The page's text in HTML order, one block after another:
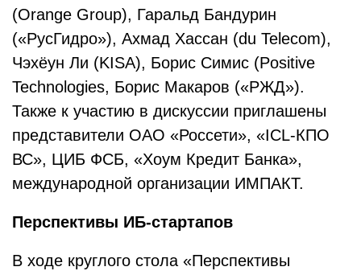
(Orange Group), Гаральд Бандурин
(«РусГидро»), Ахмад Хассан (du Telecom),
Чэхёун Ли (KISA), Борис Симис (Positive
Technologies, Борис Макаров («РЖД»).
Также к участию в дискуссии приглашены
представители ОАО «Россети», «ICL-КПО
ВС», ЦИБ ФСБ, «Хоум Кредит Банка»,
международной организации ИМПАКТ.
Перспективы ИБ-стартапов
В ходе круглого стола «Перспективы